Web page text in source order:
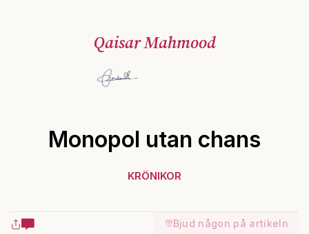
Qaisar Mahmood
Monopol utan chans
KRÖNIKOR
Bjud någon på artikeln